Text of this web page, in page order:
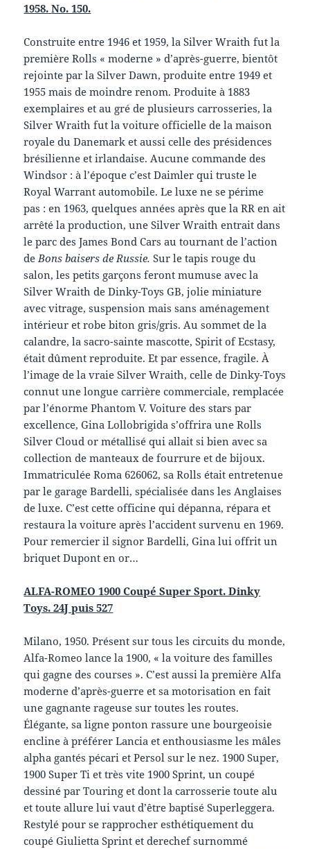
1958.No. 150.
Construite entre 1946 et 1959, la Silver Wraith fut la
première Rolls « moderne » d’après-guerre, bientôt
rejointe par la Silver Dawn, produite entre 1949 et
1955 mais de moindre renom. Produite à 1883
exemplaires et au gré de plusieurs carrosseries, la
Silver Wraith fut la voiture officielle de la maison
royale du Danemark et aussi celle des présidences
brésilienne et irlandaise. Aucune commande des
Windsor : à l’époque c’est Daimler qui truste le
Royal Warrant automobile. Le luxe ne se périme
pas : en 1963, quelques années après que la RR en ait
arrêté la production, une Silver Wraith entrait dans
le parc des James Bond Cars au tournant de l’action
de Bons baisers de Russie. Sur le tapis rouge du
salon, les petits garçons feront mumuse avec la
Silver Wraith de Dinky-Toys GB, jolie miniature
avec vitrage, suspension mais sans aménagement
intérieur et robe biton gris/gris. Au sommet de la
calandre, la sacro-sainte mascotte, Spirit of Ecstasy,
était dûment reproduite. Et par essence, fragile. À
l’image de la vraie Silver Wraith, celle de Dinky-Toys
connut une longue carrière commerciale, remplacée
par l’énorme Phantom V. Voiture des stars par
excellence, Gina Lollobrigida s’offrira une Rolls
Silver Cloud or métallisé qui allait si bien avec sa
collection de manteaux de fourrure et de bijoux.
Immatriculée Roma 626062, sa Rolls était entretenue
par le garage Bardelli, spécialisée dans les Anglaises
de luxe. C’est cette officine qui dépanna, répara et
restaura la voiture après l’accident survenu en 1969.
Pour remercier il signor Bardelli, Gina lui offrit un
briquet Dupont en or…
ALFA-ROMEO 1900 Coupé Super Sport. Dinky
Toys. 24J puis 527
Milano, 1950. Présent sur tous les circuits du monde,
Alfa-Romeo lance la 1900, « la voiture des familles
qui gagne des courses ». C’est aussi la première Alfa
moderne d’après-guerre et sa motorisation en fait
une gagnante rageuse sur toutes les routes.
Élégante, sa ligne ponton rassure une bourgeoisie
encline à préférer Lancia et enthousiasme les mâles
alpha gantés pécari et Persol sur le nez. 1900 Super,
1900 Super Ti et très vite 1900 Sprint, un coupé
dessiné par Touring et dont la carrosserie toute alu
et toute allure lui vaut d’être baptisé Superleggera.
Restylé pour se rapprocher esthétiquement du
coupé Giulietta Sprint et derechef surnommé